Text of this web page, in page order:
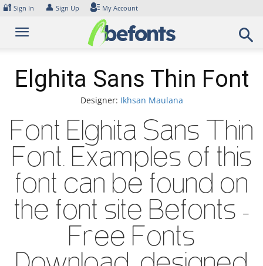
Skip
content
🔐 Sign In 👤 Sign Up My Account
Elghita Sans Thin Font
Designer: Ikhsan Maulana
Font Elghita Sans Thin
Font. Examples of this
font can be found on
the font site Befonts –
Free Fonts